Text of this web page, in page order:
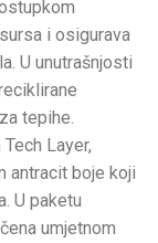
i osigurava
U unutrašnjosti
tepihe.
Layer,
antracit boje koji
U paketu
umjetnom